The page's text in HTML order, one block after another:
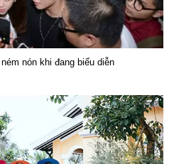
nón khi đang biểu diễn